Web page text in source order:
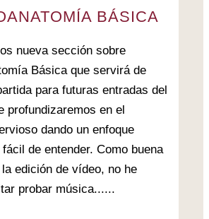
BÁSICA
nueva sección sobre
Básica que servirá de
para futuras entradas del
profundizaremos en el
dando un enfoque
de entender. Como buena
edición de vídeo, no he
probar música......